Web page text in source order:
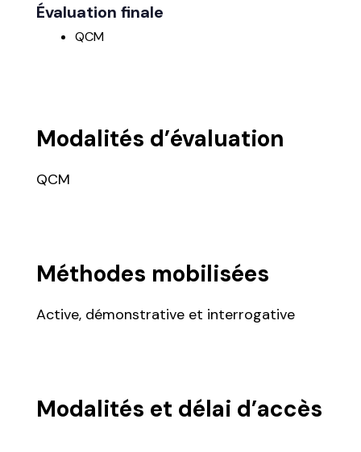
Évaluation finale
QCM
Modalités d’évaluation
QCM
Méthodes mobilisées
Active, démonstrative et interrogative
Modalités et délai d’accès